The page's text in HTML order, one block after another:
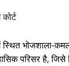
भोजशाला-
परिसर है,